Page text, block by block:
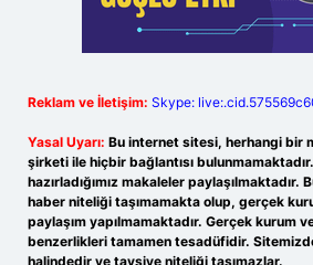
Reklam ve İletişim: Skype:
Yasal Uyarı: Bu internet sitesi, herhangi bir
şirketi ile hiçbir bağlantısı
hazırladığımız makaleler
haber niteliği taşımamakta olup, gerçek
paylaşım yapılmamaktadır. Gerçek kurum
benzerlikleri tamamen tesadüfidir.
halindedir ve tavsiye niteliği taşımazlar.